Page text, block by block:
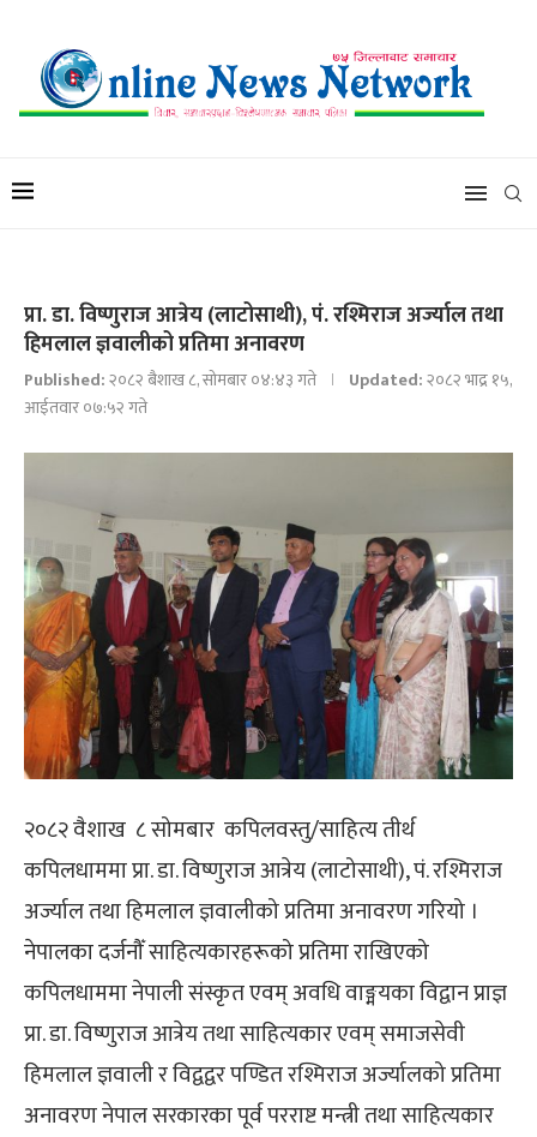
प्रा. डा. विष्णुराज आत्रेय (लाटोसाथी), पं. रश्मिराज अर्ज्याल तथा
हिमलाल ज्ञवालीको प्रतिमा अनावरण
Published:२०८२ बैशाख ८, सोमबार ०४:४३ गते Updated:२०८२ भाद्र १५,
आईतवार ०७:५२ गते
२०८२ वैशाख ८ सोमबार कपिलवस्तु/साहित्य तीर्थ
कपिलधाममा प्रा. डा. विष्णुराज आत्रेय (लाटोसाथी), पं. रश्मिराज
अर्ज्याल तथा हिमलाल ज्ञवालीको प्रतिमा अनावरण गरियो ।
नेपालका दर्जनौँ साहित्यकारहरूको प्रतिमा राखिएको
कपिलधाममा नेपाली संस्कृत एवम् अवधि वाङ्मयका विद्वान प्राज्ञ
प्रा. डा. विष्णुराज आत्रेय तथा साहित्यकार एवम् समाजसेवी
हिमलाल ज्ञवाली र विद्वद्वर पण्डित रश्मिराज अर्ज्यालको प्रतिमा
अनावरण नेपाल सरकारका पूर्व परराष्ट मन्त्री तथा साहित्यकार